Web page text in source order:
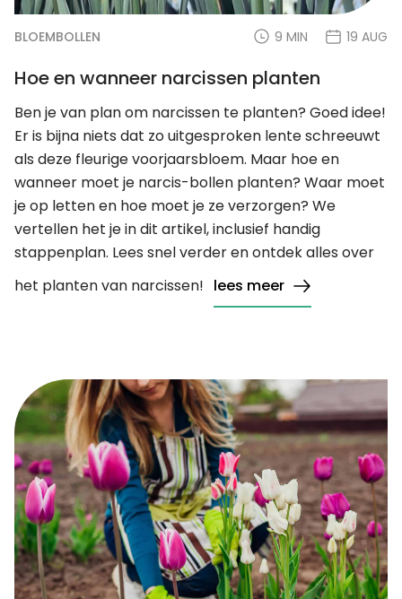
BLOEMBOLLEN 9 MIN 19 AUG
Hoe en wanneer narcissen planten
Ben je van plan om narcissen te planten? Goed idee!
Er is bijna niets dat zo uitgesproken lente schreeuwt
als deze fleurige voorjaarsbloem. Maar hoe en
wanneer moet je narcis-bollen planten? Waar moet
je op letten en hoe moet je ze verzorgen? We
vertellen het je in dit artikel, inclusief handig
stappenplan. Lees snel verder en ontdek alles over
het planten van narcissen! lees meer